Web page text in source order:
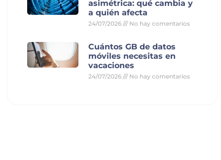
asimétrica: qué cambia y
a quién afecta
24/07/2026 No hay comentarios
Cuántos GB de datos
móviles necesitas en
vacaciones
24/07/2026 No hay comentarios